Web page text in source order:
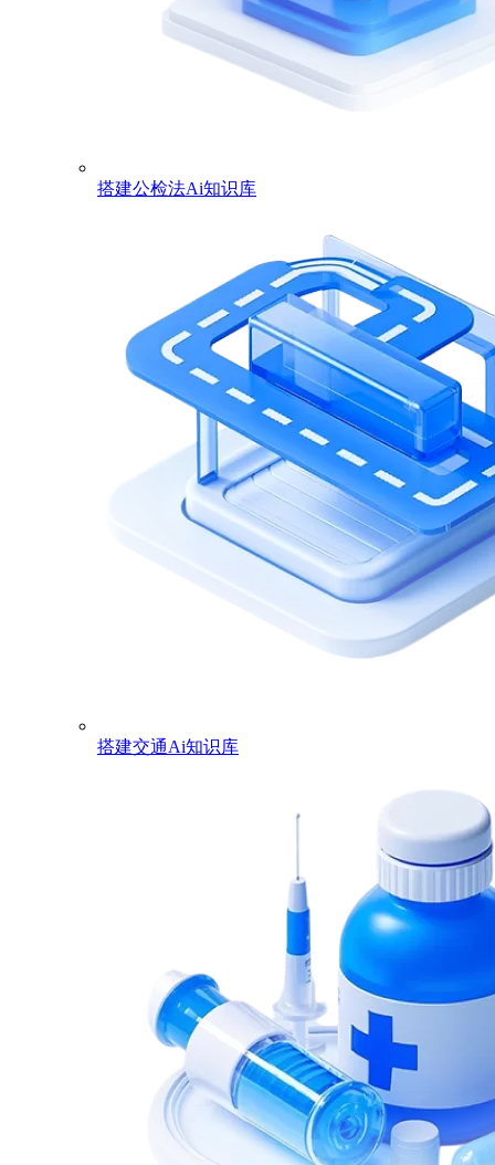
搭建公检法Ai知识库
搭建交通Ai知识库